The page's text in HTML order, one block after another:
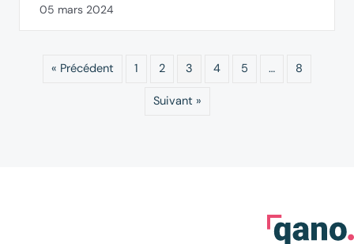
05 mars 2024
« Précédent 1 2 3 4 5 … 8
Suivant »